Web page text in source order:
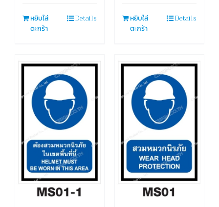
หยิบใส่
ตะกร้า
Details
หยิบใส่
ตะกร้า
Details